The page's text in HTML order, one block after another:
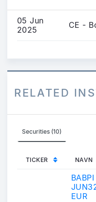
05 Jun
2025
CE -
RELATED
Securities (10)
TICKER NAVN
BABPI
EUR